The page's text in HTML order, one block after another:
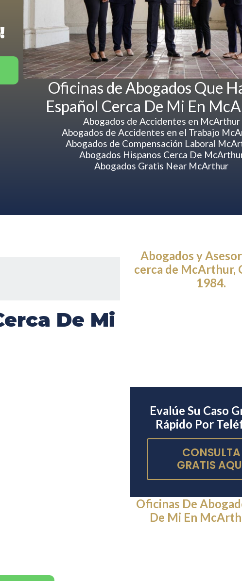
Oficinas de Abogados Que
Español Cerca De Mi En
Abogados de Accidentes en McArthur
Abogados de Accidentes en el Trabajo
Abogados de Compensación Laboral
Abogados Hispanos Cerca De
Abogados Gratis Near McArthur
De Mi
Abogados y
cerca de McArthur,
1984.
Evalúe Su Caso
Rápido Por
CONSULTA
GRATIS
Oficinas De
De Mi En